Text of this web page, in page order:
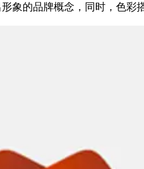
形象的品牌概念，同时，色彩